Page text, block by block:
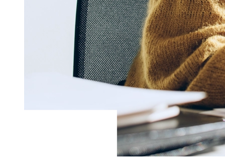
Google; Gordon House, Barrow Street, Dublin
4, Ireland
https://business.safety.google/privacy/?hl=de
www.googletagmanager.com
2 Jahre
https://policies.google.com/privacy?hl=de
.google.com